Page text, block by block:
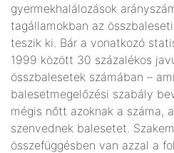
gyermekhalálozások
tagállamokban az
teszik ki. Bár a vonatkozó
1999 között 30 százalékos
összbalesetek számában –
balesetmegelőzési szabály
mégis nőtt azoknak a száma,
szenvednek balesetet.
összefüggésben van azzal a